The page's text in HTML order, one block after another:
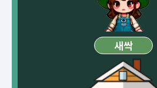
새싹